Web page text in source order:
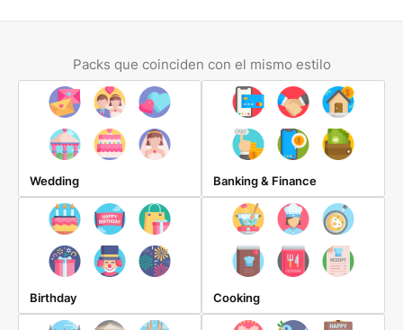
Packs que coinciden con el mismo estilo
Wedding Banking & Finance
Birthday Cooking